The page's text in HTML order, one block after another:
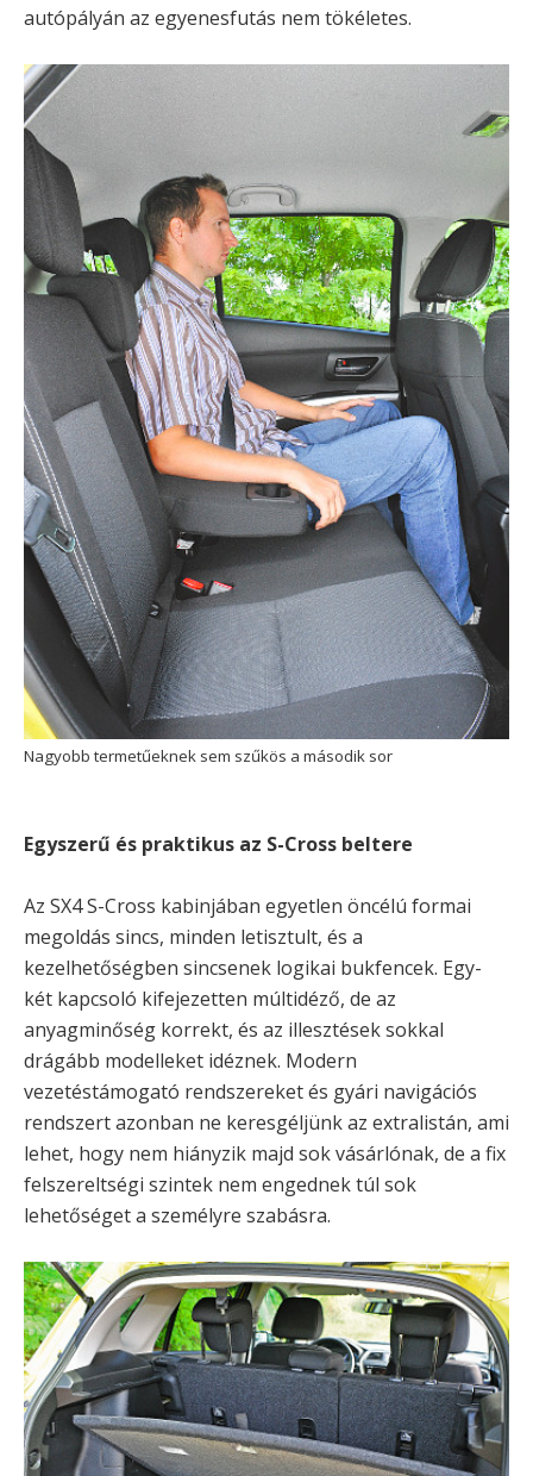
autópályán az egyenesfutás nem tökéletes.
Nagyobb termetűeknek sem szűkös a második sor
Egyszerű és praktikus az S-Cross beltere
Az SX4 S-Cross kabinjában egyetlen öncélú formai
megoldás sincs, minden letisztult, és a
kezelhetőségben sincsenek logikai bukfencek. Egy-
két kapcsoló kifejezetten múltidéző, de az
anyagminőség korrekt, és az illesztések sokkal
drágább modelleket idéznek. Modern
vezetéstámogató rendszereket és gyári navigációs
rendszert azonban ne keresgéljünk az extralistán, ami
lehet, hogy nem hiányzik majd sok vásárlónak, de a fix
felszereltségi szintek nem engednek túl sok
lehetőséget a személyre szabásra.